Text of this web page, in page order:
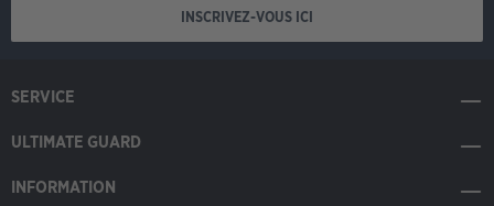
INSCRIVEZ-VOUS ICI
SERVICE
ULTIMATE GUARD
INFORMATION